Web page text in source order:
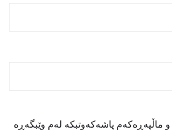
و ماڵپەڕەکەم پاشەکەوتبکە لەم وێبگەڕە